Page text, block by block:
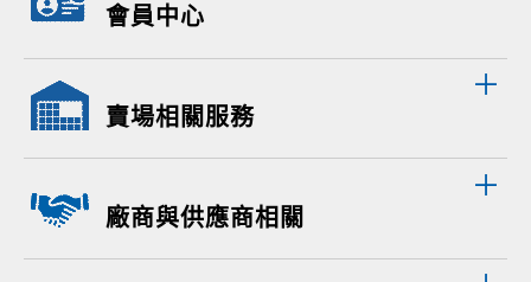
會員中心
賣場相關服務
廠商與供應商相關